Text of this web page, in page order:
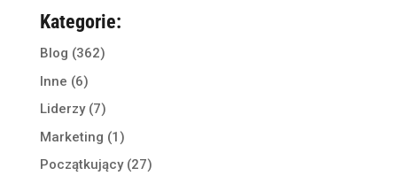
Kategorie:
Blog (362)
Inne (6)
Liderzy(7)
Marketing (1)
Początkujący(27)